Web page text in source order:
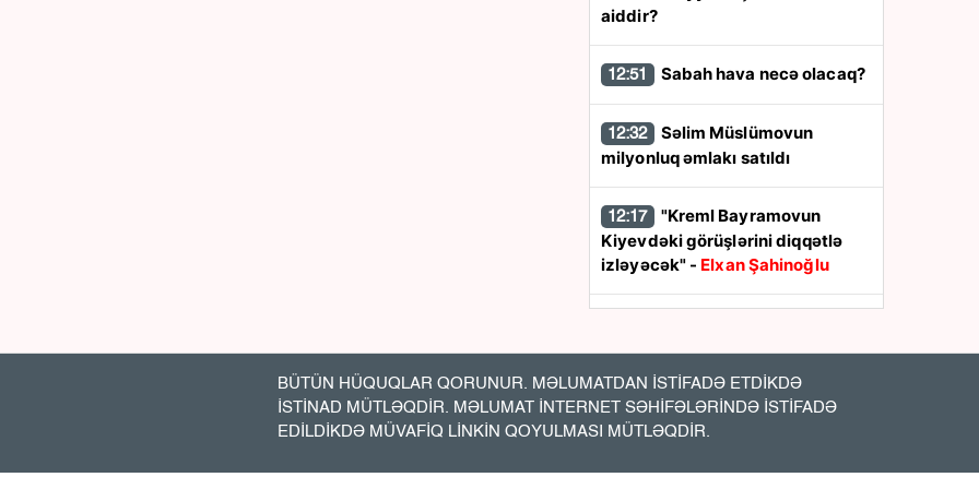
aiddir?
12:51 Sabah hava necə olacaq?
12:32
milyonluq əmlakı satıldı
12:17
Kiyevdəki görüşlərini diqqətlə
izləyəcək" - Elxan Şahinoğlu
mərkəzi yenidən PUA hücumuna
məruz qaldı
11:53
Növbəti 10 stansiya bu
Aslanov AÇIQLADI
BÜTÜN HÜQUQLAR QORUNUR. MƏLUMATDAN İSTİFADƏ ETDİKDƏ
İSTİNAD MÜTLƏQDİR. MƏLUMAT İNTERNET SƏHİFƏLƏRİNDƏ İSTİFADƏ
EDİLDİKDƏ MÜVAFİQ LİNKİN QOYULMASI MÜTLƏQDİR.